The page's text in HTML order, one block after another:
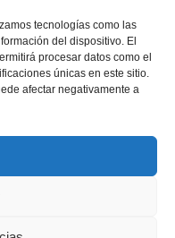
tecnologías como las
del dispositivo. El
procesar datos como el
únicas en este sitio.
afectar negativamente a